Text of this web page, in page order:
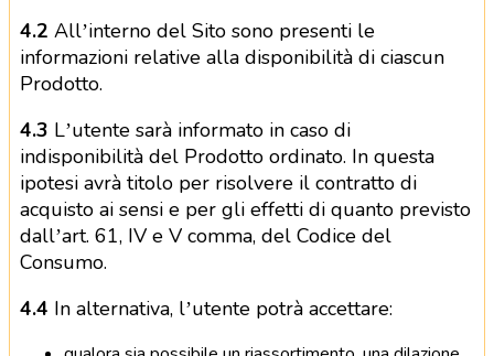
4.2 All’interno del Sito sono presenti le
informazioni relative alla disponibilità di ciascun
Prodotto.
4.3 L’utente sarà informato in caso di
indisponibilità del Prodotto ordinato. In questa
ipotesi avrà titolo per risolvere il contratto di
acquisto ai sensi e per gli effetti di quanto previsto
dall’art. 61, IV e V comma, del Codice del
Consumo.
4.4 In alternativa, l’utente potrà accettare: